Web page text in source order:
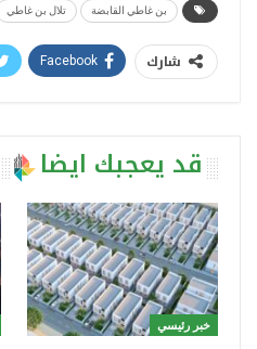
بن غاطي القابضة تلال بن غاطي
شارك Facebook
قد يعجبك ايضا
خبر رئيسي